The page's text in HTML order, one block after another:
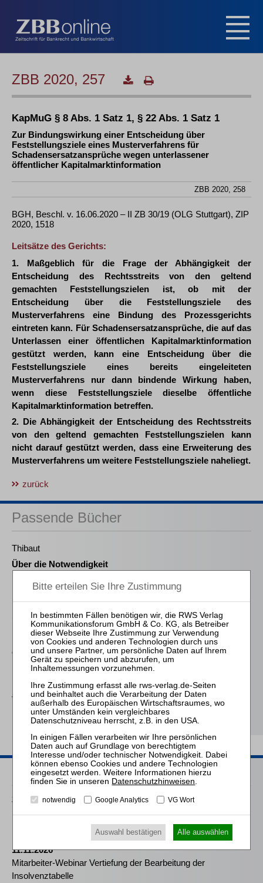
ZBB 2020, 257
KapMuG § 8 Abs. 1 Satz 1, § 22 Abs. 1 Satz 1
Zur Bindungswirkung einer Entscheidung über
Feststellungsziele eines Musterverfahrens für
Schadensersatzansprüche wegen unterlassener
öffentlicher Kapitalmarktinformation
ZBB 2020, 258
BGH, Beschl. v. 16.06.2020 – II ZB 30/19 (OLG Stuttgart), ZIP
2020, 1518
Leitsätze des Gerichts:
1. Maßgeblich für die Frage der Abhängigkeit der
Entscheidung des Rechtsstreits von den geltend
gemachten Feststellungszielen ist, ob mit der
Entscheidung über die Feststellungsziele des
Musterverfahrens eine Bindung des Prozessgerichts
eintreten kann. Für Schadensersatzansprüche, die auf das
Unterlassen einer öffentlichen Kapitalmarktinformation
gestützt werden, kann eine Entscheidung über die
Feststellungsziele eines bereits eingeleiteten
Musterverfahrens nur dann bindende Wirkung haben,
wenn diese Feststellungsziele dieselbe öffentliche
Kapitalmarktinformation betreffen.
2. Die Abhängigkeit der Entscheidung des Rechtsstreits
von den geltend gemachten Feststellungszielen kann
nicht darauf gestützt werden, dass eine Erweiterung des
Musterverfahrens um weitere Feststellungsziele naheliegt.
zurück
Passende Bücher
Thibaut
Über die Notwendigkeit
neuer berufsrechtlicher
Regelungen für
Schröder
Die Reform des
Eigenkapitalersatzrechts
durch das MoMiG
Die Verwirkung der
Vergütung des
Insolvenzverwalters
Passende Seminare
25.08.2026
Berufsrecht der Insolvenzverwalter
11.11.2026
Mitarbeiter-Webinar Vertiefung der Bearbeitung der
Insolvenztabelle
Datenschutzhinweisen.
notwendig Google Analytics VG Wort
Auswahl bestätigen Alle auswählen